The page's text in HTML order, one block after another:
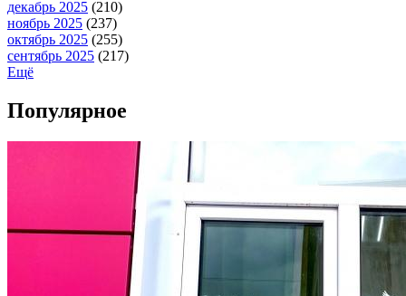
декабрь 2025 (210)
ноябрь 2025 (237)
октябрь 2025 (255)
сентябрь 2025 (217)
Ещё
Популярное